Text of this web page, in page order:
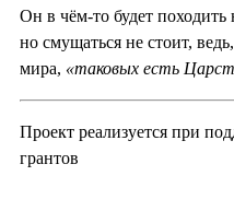
Он в чём-то будет походить
но смущаться не стоит,
мира, «таковых есть
Проект реализуется при
грантов